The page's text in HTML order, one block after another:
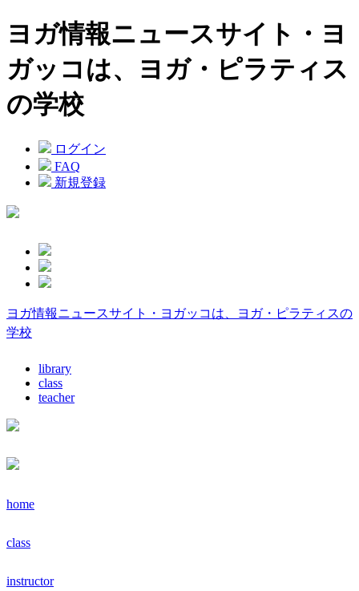
ヨガ情報ニュースサイト・ヨ
ガッコは、ヨガ・ピラティス
の学校
ログイン
FAQ
新規登録
ヨガ情報ニュースサイト・ヨガッコは、ヨガ・ピラティスの
学校
library
class
teacher
home
class
instructor